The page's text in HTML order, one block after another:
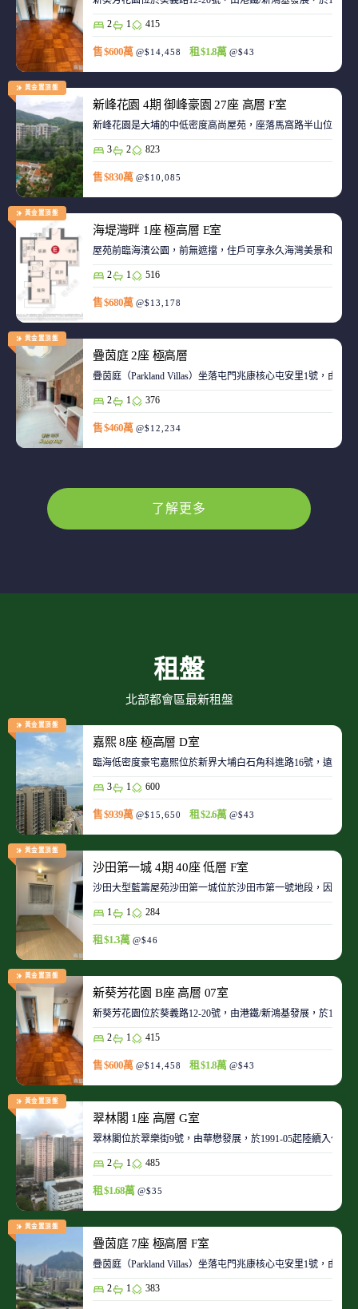
2 1 415
售 $600萬 @$14,458 租 $1.8萬 @$43
黃金置頂盤
新峰花園 4期 御峰豪園 27座 高層 F室
新峰花園是大埔的中低密度高尚屋苑，座落馬窩路半山位置
3 2 823
售 $830萬 @$10,085
黃金置頂盤
海堤灣畔 1座 極高層 E室
屋苑前臨海濱公園，前無遮擋，住戶可享永久海灣美景和赤
2 1 516
售 $680萬 @$13,178
黃金置頂盤
疊茵庭 2座 極高層
疊茵庭（Parkland Villas）坐落屯門兆康核心屯安里1號，由
2 1 376
售 $460萬 @$12,234
了解更多
租盤
北部都會區最新租盤
黃金置頂盤
嘉熙 8座 極高層 D室
臨海低密度豪宅嘉熙位於新界大埔白石角科進路16號，遠離
3 1 600
售 $939萬 @$15,650 租 $2.6萬 @$43
黃金置頂盤
沙田第一城 4期 40座 低層 F室
沙田大型藍籌屋苑沙田第一城位於沙田市第一號地段，因此
1 1 284
租 $1.3萬 @$46
黃金置頂盤
新葵芳花園 B座 高層 07室
新葵芳花園位於葵義路12-20號，由港鐵/新鴻基發展，於
2 1 415
售 $600萬 @$14,458 租 $1.8萬 @$43
黃金置頂盤
翠林閣 1座 高層 G室
翠林閣位於翠樂街9號，由華懋發展，於1991-05起陸續入伙
2 1 485
租 $1.68萬 @$35
黃金置頂盤
疊茵庭 7座 極高層 F室
疊茵庭（Parkland Villas）坐落屯門兆康核心屯安里1號，由
2 1 383